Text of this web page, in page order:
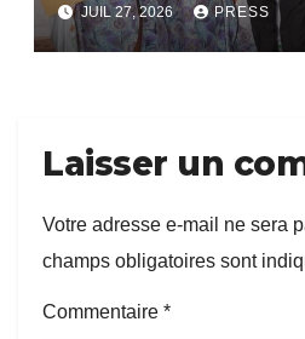
JUIL 27, 2026 PRESS
Laisser un
Votre adresse e-mail ne sera
champs obligatoires sont
Commentaire *